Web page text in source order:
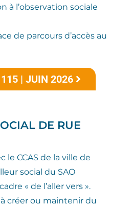
à l’observation sociale
de parcours d’accès au
| JUIN 2026
DE RUE
le CCAS de la ville de
social du SAO
« de l’aller vers ».
créer ou maintenir du